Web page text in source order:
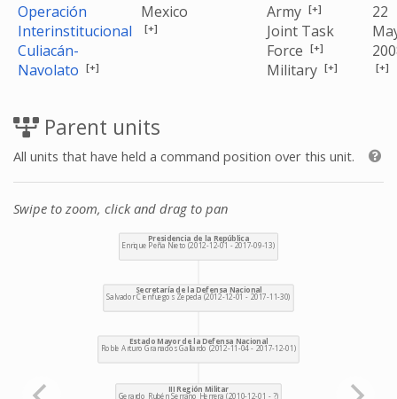
Operación
Interinstitucional
Culiacán-
Navolato [+]
Mexico
[+]
Army [+]
Joint Task
Force [+]
Military [+]
22
[+]
Parent units
All units that have held a command position over this unit.
Swipe to zoom, click and drag to pan